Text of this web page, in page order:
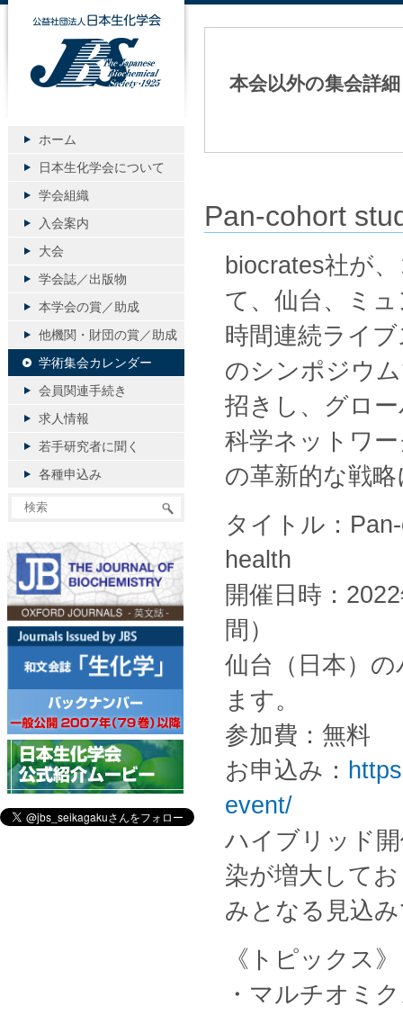
本会以外の集会詳細
Pan-cohort
biocrates社が
て、仙台、ミ
時間連続ライ
のシンポジウ
招きし、グロ
科学ネットワ
の革新的な戦
タイトル：
health
開催日時：
間）
仙台（日本）
ます。
参加費：無料
お申込み：
event/
ハイブリッド
染が増大して
みとなる見込
《トピックス》
・マルチオミ
公益社団法人日本生化学会
ホーム
日本生化学会について
学会組織
入会案内
大会
学会誌／出版物
本学会の賞／助成
他機関・財団の賞／助成
学術集会カレンダー
会員関連手続き
求人情報
若手研究者に聞く
各種申込み